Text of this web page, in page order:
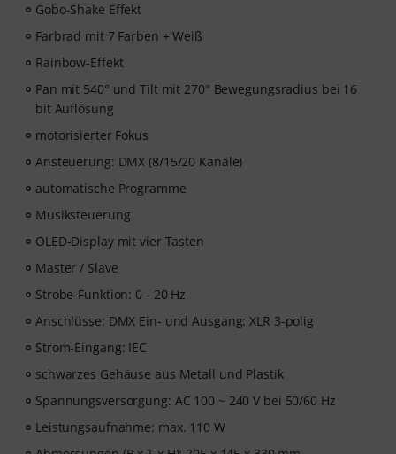
Gobo-Shake Effekt
Farbrad mit 7 Farben + Weiß
Rainbow-Effekt
Pan mit 540° und Tilt mit 270° Bewegungsradius bei 16
bit Auflösung
motorisierter Fokus
Ansteuerung: DMX (8/15/20 Kanäle)
automatische Programme
Musiksteuerung
OLED-Display mit vier Tasten
Master / Slave
Strobe-Funktion: 0 - 20 Hz
Anschlüsse: DMX Ein- und Ausgang: XLR 3-polig
Strom-Eingang: IEC
schwarzes Gehäuse aus Metall und Plastik
Spannungsversorgung: AC 100 ~ 240 V bei 50/60 Hz
Leistungsaufnahme: max. 110 W